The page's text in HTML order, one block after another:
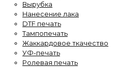
Вырубка
Нанесение лака
DTF печать
Тампопечать
Жаккардовое ткачество
УФ-печать
Ролевая печать